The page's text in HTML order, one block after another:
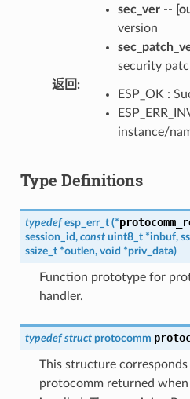
sec_ver--
version
security
返回 :
ESP_OK :
instance/
Type Definitions
typedef esp_err_t (*
session_id, const uint8_t *inbuf,
ssize_t *outlen, void *priv_data)
Function prototype for
handler.
typedef struct protocomm
This structure
protocomm returned when